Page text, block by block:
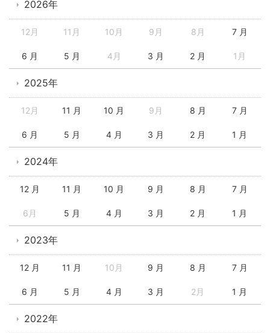
2026年
12月 11月 10月 9月 8月 7 月
6 月 5 月 4月 3 月 2 月 1月
2025年
12月 11 月 10 月 9月 8 月 7 月
6 月 5 月 4 月 3 月 2 月 1 月
2024年
12 月 11 月 10 月 9 月 8 月 7 月
6月 5 月 4 月 3 月 2 月 1 月
2023年
12 月 11 月 10月 9 月 8 月 7 月
6 月 5 月 4 月 3 月 2月 1 月
2022年